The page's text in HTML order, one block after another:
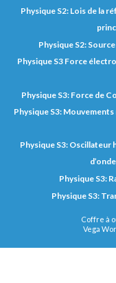
Physique S2: Lois de la
Physique S2:
Physique S3 Force
Physique S3: Force de
Physique S3:
Physique S3:
Physique S3:
Physique S3:
Coffre à
Vega